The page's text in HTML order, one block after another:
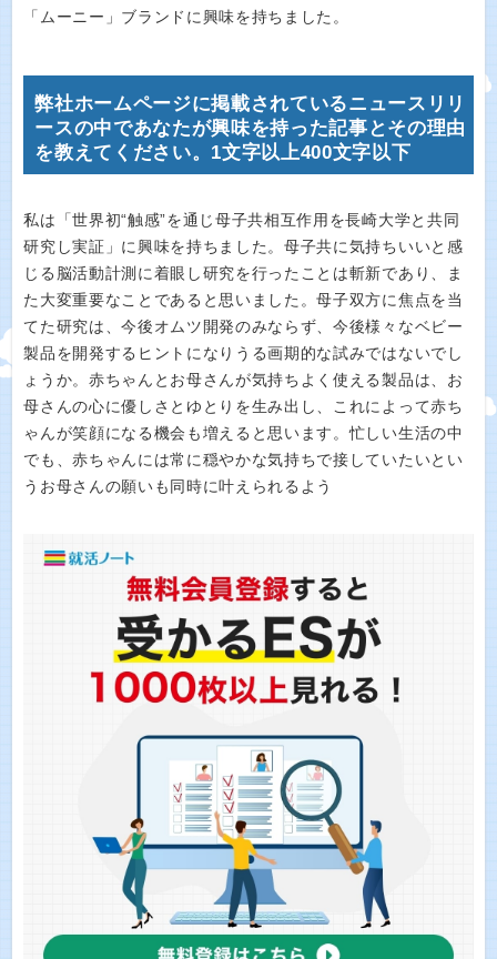
「ムーニー」ブランドに興味を持ちました。
弊社ホームページに掲載されているニュースリリ
ースの中であなたが興味を持った記事とその理由
を教えてください。1文字以上400文字以下
私は「世界初“触感”を通じ母子共相互作用を長崎大学と共同
研究し実証」に興味を持ちました。母子共に気持ちいいと感
じる脳活動計測に着眼し研究を行ったことは斬新であり、ま
た大変重要なことであると思いました。母子双方に焦点を当
てた研究は、今後オムツ開発のみならず、今後様々なベビー
製品を開発するヒントになりうる画期的な試みではないでし
ょうか。赤ちゃんとお母さんが気持ちよく使える製品は、お
母さんの心に優しさとゆとりを生み出し、これによって赤ち
ゃんが笑顔になる機会も増えると思います。忙しい生活の中
でも、赤ちゃんには常に穏やかな気持ちで接していたいとい
うお母さんの願いも同時に叶えられるよう